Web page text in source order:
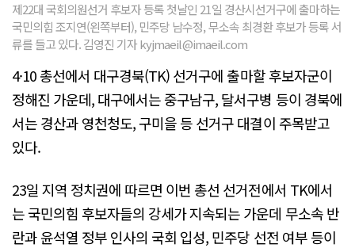
제22대 국회의원선거 후보자 등록 첫날인 21일 경산시선거구에 출마하는
국민의힘 조지연(왼쪽부터), 민주당 남수정, 무소속 최경환 후보가 등록 서
류를 들고 있다. 김영진 기자 kyjmaeil@imaeil.com
4·10 총선에서 대구경북(TK) 선거구에 출마할 후보자군이
정해진 가운데, 대구에서는 중구남구, 달서구병 등이 경북에
서는 경산과 영천청도, 구미을 등 선거구 대결이 주목받고
있다.
23일 지역 정치권에 따르면 이번 총선 선거전에서 TK에서
는 국민의힘 후보자들의 강세가 지속되는 가운데 무소속 반
란과 윤석열 정부 인사의 국회 입성, 민주당 선전 여부 등이